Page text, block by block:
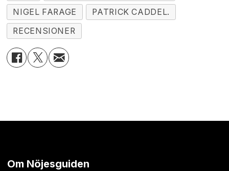
NIGEL FARAGE
PATRICK CADDEL.
RECENSIONER
Om Nöjesguiden